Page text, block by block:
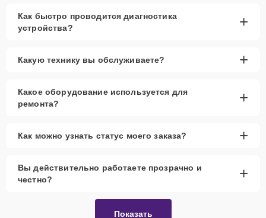
Как быстро проводится диагностика
устройства?
+
Какую технику вы обслуживаете? +
Какое оборудование используется для
ремонта?
+
Как можно узнать статус моего заказа? +
Вы действительно работаете прозрачно и
честно?
+
Показать